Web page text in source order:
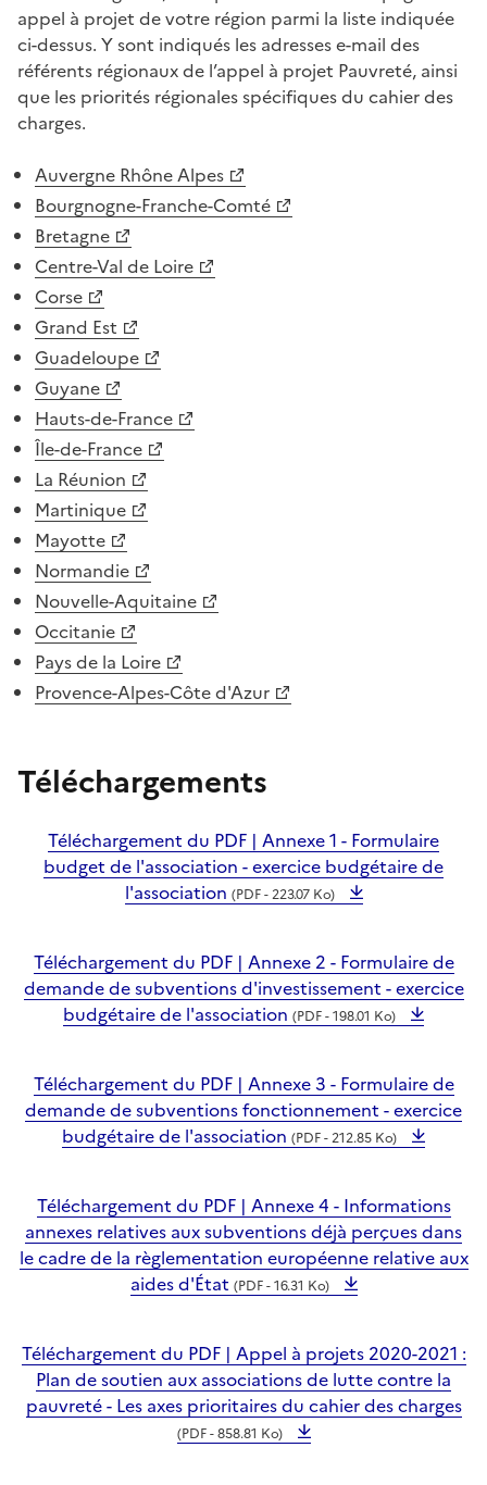
appel à projet de votre région parmi la liste indiquée
ci-dessus. Y sont indiqués les adresses e-mail des
référents régionaux de l’appel à projet Pauvreté, ainsi
que les priorités régionales spécifiques du cahier des
charges.
Auvergne Rhône Alpes
Bourgnogne-Franche-Comté
Bretagne
Centre-Val de Loire
Corse
Grand Est
Guadeloupe
Guyane
Hauts-de-France
Île-de-France
La Réunion
Martinique
Mayotte
Normandie
Nouvelle-Aquitaine
Occitanie
Pays de la Loire
Provence-Alpes-Côte d'Azur
Téléchargements
Téléchargement du PDF | Annexe 1 - Formulaire
budget de l'association - exercice budgétaire de
l'association (PDF - 223.07 Ko)
Téléchargement du PDF | Annexe 2 - Formulaire de
demande de subventions d'investissement - exercice
budgétaire de l'association (PDF - 198.01 Ko)
Téléchargement du PDF | Annexe 3 - Formulaire de
demande de subventions fonctionnement - exercice
budgétaire de l'association (PDF - 212.85 Ko)
Téléchargement du PDF | Annexe 4 - Informations
annexes relatives aux subventions déjà perçues dans
le cadre de la règlementation européenne relative aux
aides d'État (PDF - 16.31 Ko)
Téléchargement du PDF | Appel à projets 2020-2021 :
Plan de soutien aux associations de lutte contre la
pauvreté - Les axes prioritaires du cahier des charges
(PDF - 858.81 Ko)